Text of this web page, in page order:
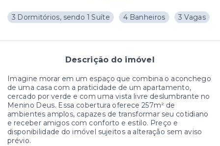
3 Dormitórios, sendo 1 Suíte 4 Banheiros 3 Vagas
Descrição do imóvel
Imagine morar em um espaço que combina o aconchego
de uma casa com a praticidade de um apartamento,
cercado por verde e com uma vista livre deslumbrante no
Menino Deus. Essa cobertura oferece 257m² de
ambientes amplos, capazes de transformar seu cotidiano
e receber amigos com conforto e estilo. Preço e
disponibilidade do imóvel sujeitos a alteração sem aviso
prévio.